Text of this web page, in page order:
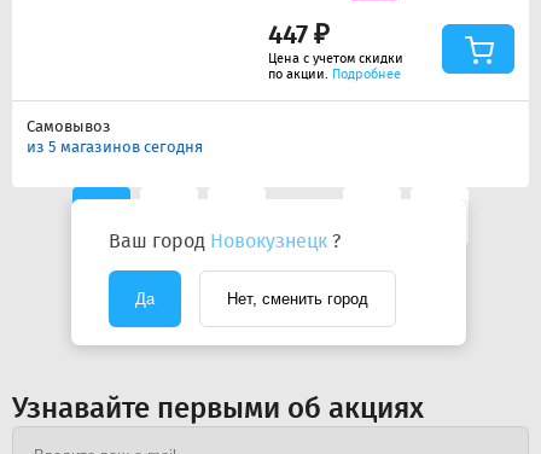
447 ₽
Цена с учетом скидки
по акции. Подробнее
Самовывоз
из 5 магазинов сегодня
Узнавайте первыми об акциях
Ваш город Новокузнецк ?
Да Нет, сменить город